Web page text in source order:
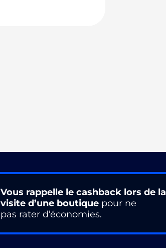
Vous rappelle le cashback lors de la
visite d’une boutique pour ne
pas rater d’économies.